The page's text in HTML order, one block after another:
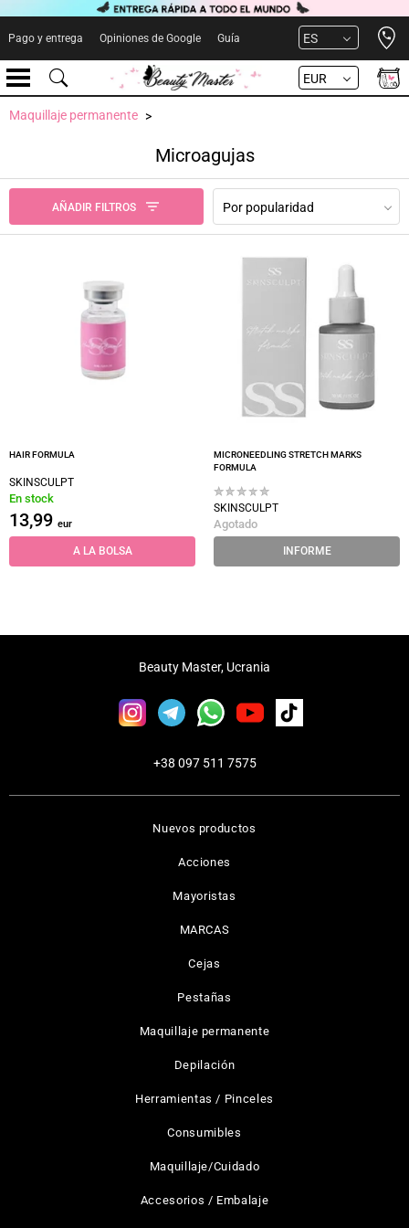
Pago y entrega Opiniones de Google Guía ES
EUR
Maquillaje permanente
Microagujas
AÑADIR FILTROS Por popularidad
HAIR FORMULA
SKINSCULPT
En stock
13,99 eur
A LA BOLSA
MICRONEEDLING STRETCH MARKS
FORMULA
SKINSCULPT
Agotado
INFORME
Nuevos productos
Acciones
Mayoristas
MARCAS
Cejas
Pestañas
Maquillaje permanente
Depilación
Herramientas / Pinceles
Consumibles
Maquillaje/Cuidado
Accesorios / Embalaje
Beauty Master, Ucrania
+38 097 511 7575